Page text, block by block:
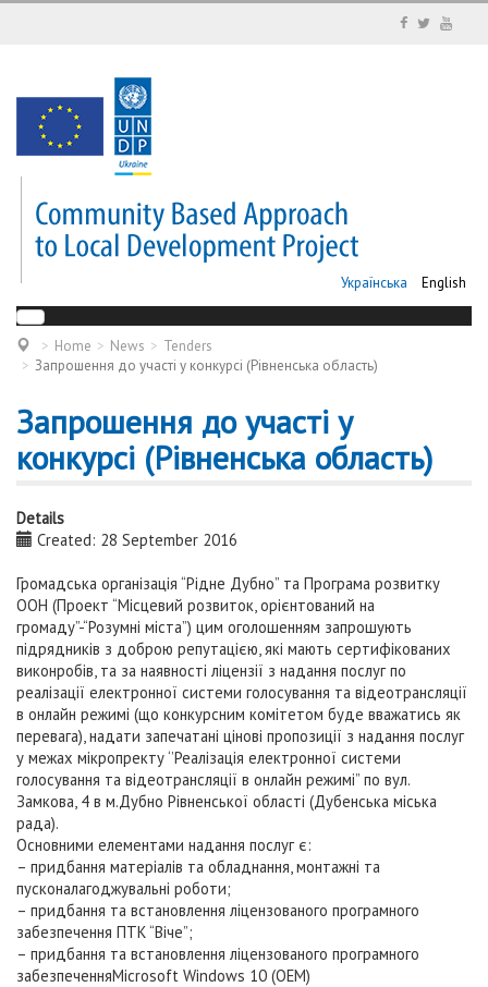
Українська English
Home News
Tenders
Запрошення до участі у конкурсі (Рівненська область)
Запрошення до участі у
конкурсі (Рівненська область)
Details
Created: 28 September 2016
Громадська організація “Рідне Дубно” та Програма розвитку
ООН (Проект “Місцевий розвиток, орієнтований на
громаду”-“Розумні міста”) цим оголошенням запрошують
підрядників з доброю репутацією, які мають сертифікованих
виконробів, та за наявності ліцензії з надання послуг по
реалізації електронної системи голосування та відеотрансляції
в онлайн режимі (що конкурсним комітетом буде вважатись як
перевага), надати запечатані цінові пропозиції з надання послуг
у межах мікропректу ‘’Реалізація електронної системи
голосування та відеотрансляції в онлайн режимі” по вул.
Замкова, 4 в м.Дубно Рівненської області (Дубенська міська
рада).
Основними елементами надання послуг є:
– придбання матеріалів та обладнання, монтажні та
пусконалагоджувальні роботи;
– придбання та встановлення ліцензованого програмного
забезпечення ПТК “Віче”;
– придбання та встановлення ліцензованого програмного
забезпеченняMicrosoft Windows 10 (OEM)